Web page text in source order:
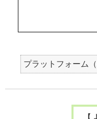
プラットフォーム（
【